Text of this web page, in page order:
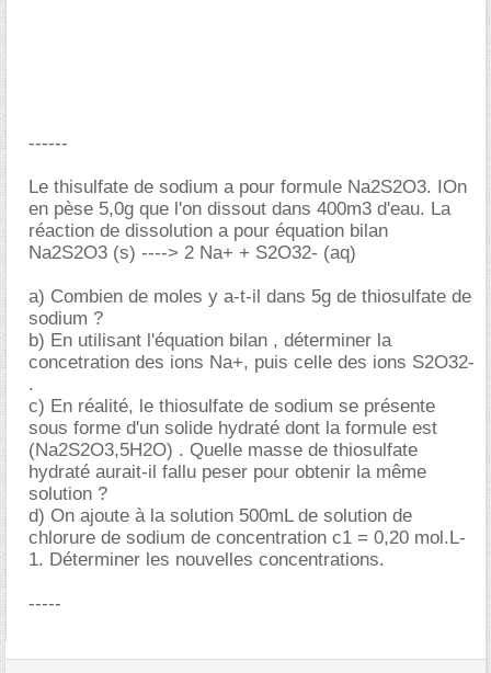
------
Le thisulfate de sodium a pour formule Na2S2O3. IOn
en pèse 5,0g que l'on dissout dans 400m3 d'eau. La
réaction de dissolution a pour équation bilan
Na2S2O3 (s) ----> 2 Na+ + S2O32- (aq)
a) Combien de moles y a-t-il dans 5g de thiosulfate de
sodium ?
b) En utilisant l'équation bilan , déterminer la
concetration des ions Na+, puis celle des ions S2O32-
.
c) En réalité, le thiosulfate de sodium se présente
sous forme d'un solide hydraté dont la formule est
(Na2S2O3,5H2O) . Quelle masse de thiosulfate
hydraté aurait-il fallu peser pour obtenir la même
solution ?
d) On ajoute à la solution 500mL de solution de
chlorure de sodium de concentration c1 = 0,20 mol.L-
1. Déterminer les nouvelles concentrations.
-----